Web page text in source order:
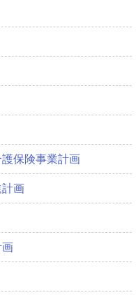
保険事業計画
画
画